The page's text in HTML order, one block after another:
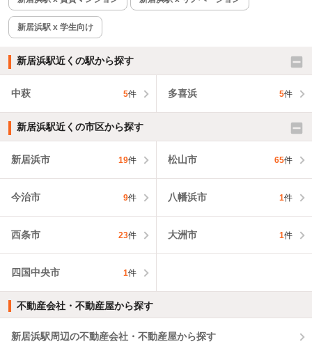
新居浜駅 x 学生向け
新居浜駅近くの駅から探す
中萩 5件 多喜浜 5件
新居浜駅近くの市区から探す
新居浜市 19件 松山市 65件
今治市 9件 八幡浜市 1件
西条市 23件 大洲市 1件
四国中央市 1件
不動産会社・不動産屋から探す
新居浜駅周辺の不動産会社・不動産屋から探す